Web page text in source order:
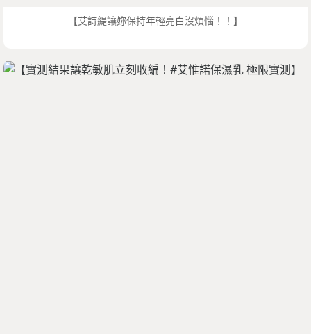
【艾詩緹讓妳保持年輕亮白沒煩惱！！】